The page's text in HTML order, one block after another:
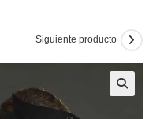
Siguiente producto